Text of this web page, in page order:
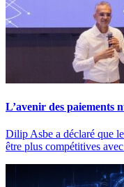
L’avenir des paiements
Dilip Asbe a déclaré que
être plus compétitives